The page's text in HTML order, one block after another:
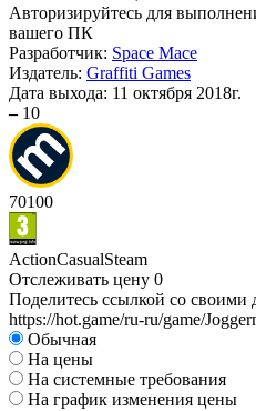
Авторизируйтесь для
вашего ПК
Разработчик: Space Mace
Издатель: Graffiti Games
Дата выхода: 11 октября 2018г.
– 10
70100
ActionCasualSteam
Отслеживать цену 0
Поделитесь ссылкой со своими
https://hot.game/ru-ru/game/
Обычная
На цены
На системные требования
На график изменения цены